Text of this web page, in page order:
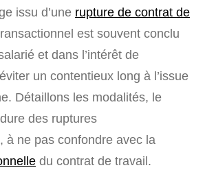
issu d’une rupture de contrat de
est souvent conclu
et dans l’intérêt de
un contentieux long à l’issue
Détaillons les modalités, le
des ruptures
à ne pas confondre avec la
du contrat de travail.